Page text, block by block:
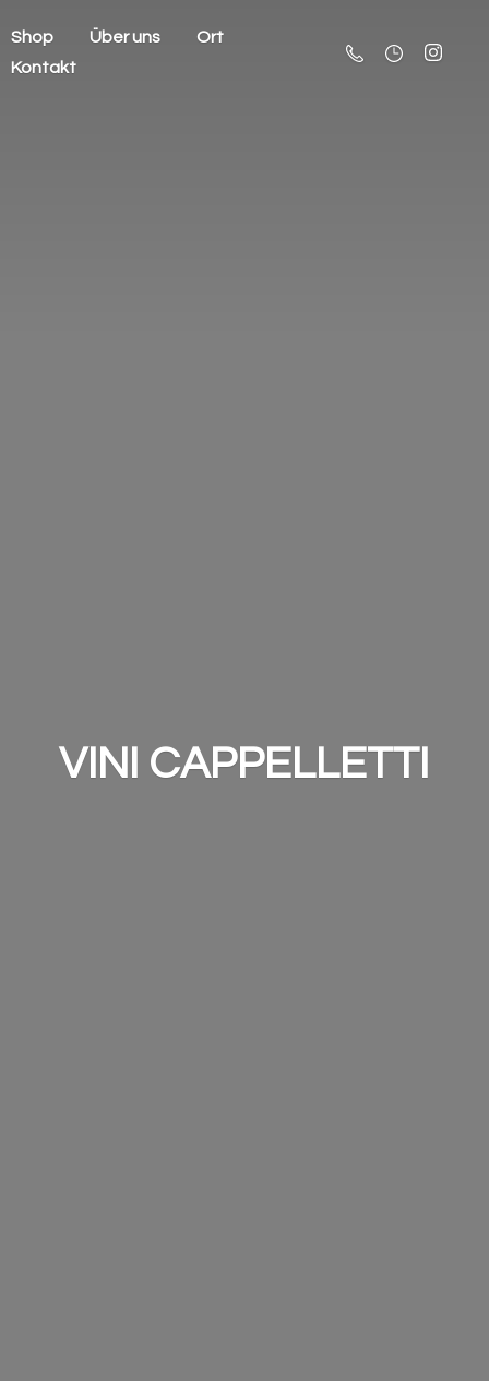
Shop Über uns
Ort
Kontakt
VINI CAPPELLETTI